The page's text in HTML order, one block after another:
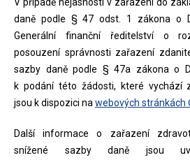
daně podle § 47 odst. 1 zákona o
Generální finanční ředitelství o
posouzení správnosti zařazení
sazby daně podle § 47a zákona o
k podání této žádosti, které vychází
jsou k dispozici na webových stránkách
Další informace o zařazení
snížené sazby daně jsou